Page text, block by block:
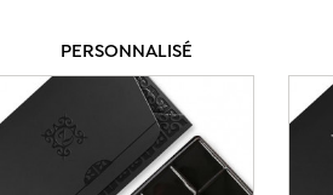
PERSONNALISÉ